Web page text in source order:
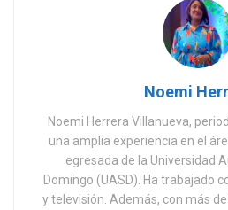
Noemi
Noemi Herrera Villanueva,
una amplia experiencia en el
egresada de la Universidad
Domingo (UASD). Ha trabajado
y televisión. Además, con más